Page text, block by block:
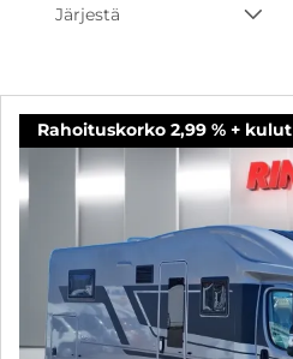
Järjestä
Rahoituskorko 2,99 % + kulut